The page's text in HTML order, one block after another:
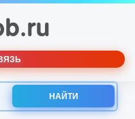
НАЙТИ